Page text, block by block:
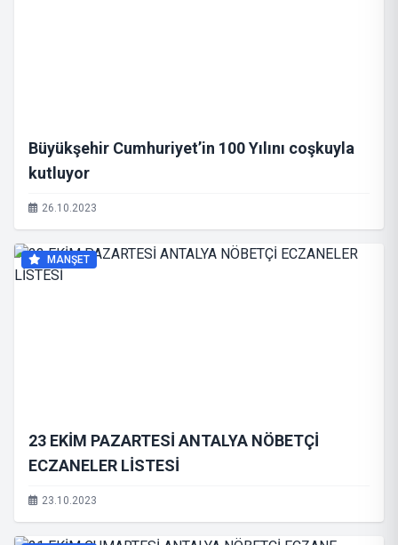
Büyükşehir Cumhuriyet’in 100 Yılını coşkuyla
kutluyor
26.10.2023
MANŞET
23 EKİM PAZARTESİ ANTALYA NÖBETÇİ
ECZANELER LİSTESİ
23.10.2023